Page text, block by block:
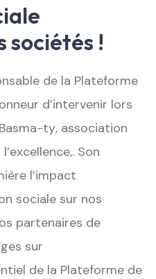
sociétés !
de la Plateforme
d’intervenir lors
ty, association
Son
l’impact
sociale sur nos
partenaires de
sur
de la Plateforme de